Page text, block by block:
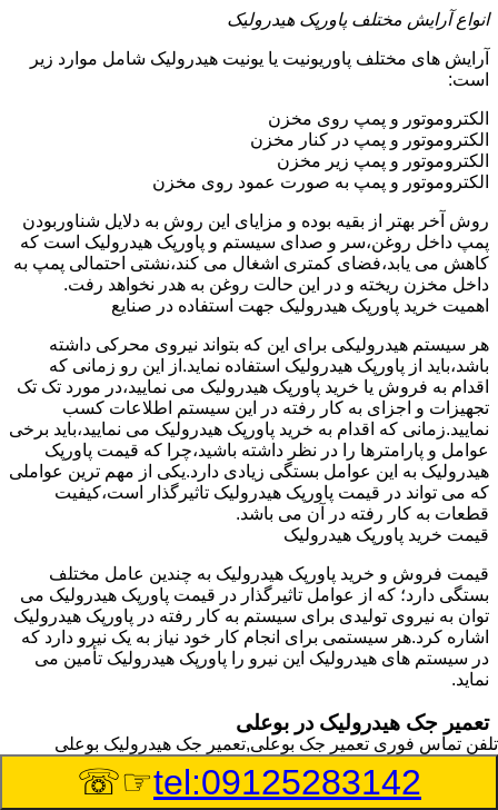
انواع آرایش مختلف پاورپک هیدرولیک
آرایش های مختلف پاوریونیت یا یونیت هیدرولیک شامل موارد زیر
است:
الکتروموتور و پمپ روی مخزن
الکتروموتور و پمپ در کنار مخزن
الکتروموتور و پمپ زیر مخزن
الکتروموتور و پمپ به صورت عمود روی مخزن
روش آخر بهتر از بقیه بوده و مزایای این روش به دلایل شناوربودن
پمپ داخل روغن،سر و صدای سیستم و پاورپک هیدرولیک است که
کاهش می یابد،فضای کمتری اشغال می کند،نشتی احتمالی پمپ به
داخل مخزن ریخته و در این حالت روغن به هدر نخواهد رفت.
اهمیت خرید پاورپک هیدرولیک جهت استفاده در صنایع
هر سیستم هیدرولیکی برای این که بتواند نیروی محرکی داشته
باشد،باید از پاورپک هیدرولیک استفاده نماید.از این رو زمانی که
اقدام به فروش یا خرید پاورپک هیدرولیک می نمایید،در مورد تک تک
تجهیزات و اجزای به کار رفته در این سیستم اطلاعات کسب
نمایید.زمانی که اقدام به خرید پاورپک هیدرولیک می نمایید،باید برخی
عوامل و پارامترها را در نظر داشته باشید،چرا که قیمت پاورپک
هیدرولیک به این عوامل بستگی زیادی دارد.یکی از مهم ترین عواملی
که می تواند در قیمت پاورپک هیدرولیک تاثیرگذار است،کیفیت
قطعات به کار رفته در آن می باشد.
قیمت خرید پاورپک هیدرولیک
قیمت فروش و خرید پاورپک هیدرولیک به چندین عامل مختلف
بستگی دارد؛ که از عوامل تاثیرگذار در قیمت پاورپک هیدرولیک می
توان به نیروی تولیدی برای سیستم به کار رفته در پاورپک هیدرولیک
اشاره کرد.هر سیستمی برای انجام کار خود نیاز به یک نیرو دارد که
در سیستم های هیدرولیک این نیرو را پاورپک هیدرولیک تأمین می
نماید.
تعمیر جک هیدرولیک در بوعلی
وسیله‎ای که با عملکرد خود موجب بلند شدن اهرم و یا وزن سنگین
در یک قسمت می گردد را جک هیدرولیک می نامند.جک هیدرولیک
تلفن تماس فوری تعمیر جک بوعلی,تعمیر جک هیدرولیک بوعلی
tel:09125283142
☞☏